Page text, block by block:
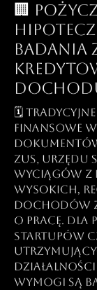
🏢
🗓️
finansowe
ZUS, Urzędu
wyciągów z
wysokich,
dochodów
o pracę. Dla
startupów
wymogi są